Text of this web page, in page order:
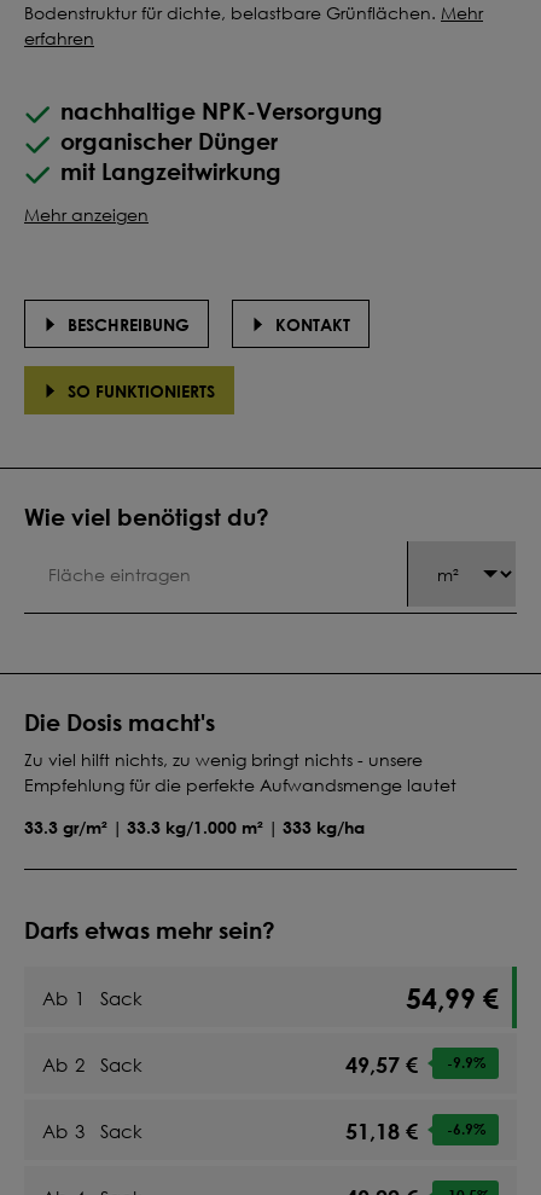
Bodenstruktur für dichte, belastbare Grünflächen. Mehr
erfahren
nachhaltige NPK-Versorgung
organischer Dünger
mit Langzeitwirkung
Mehr anzeigen
Wie viel benötigst du?
BESCHREIBUNG KONTAKT
SO FUNKTIONIERTS
Die Dosis macht's
Zu viel hilft nichts, zu wenig bringt nichts - unsere
Empfehlung für die perfekte Aufwandsmenge lautet
33.3 gr/m² | 33.3 kg/1.000 m² | 333 kg/ha
Darfs etwas mehr sein?
Ab 1 Sack 54,99 €
Ab 2 Sack 49,57 € -9.9%
Ab 3 Sack 51,18 € -6.9%